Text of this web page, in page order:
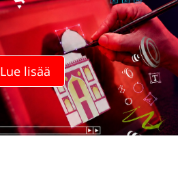
Lue lisää